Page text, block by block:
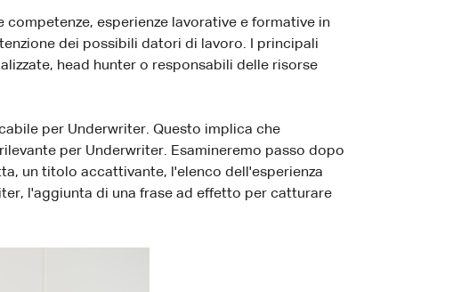
esperienze lavorative e formative in
dei possibili datori di lavoro. I principali
head hunter o responsabili delle risorse
per Underwriter. Questo implica che
per Underwriter. Esamineremo passo dopo
un titolo accattivante, l'elenco dell'esperienza
l'aggiunta di una frase ad effetto per catturare